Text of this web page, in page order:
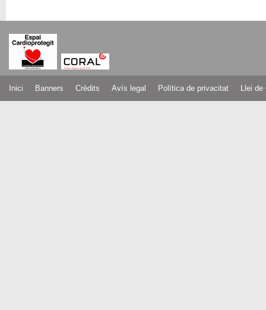
Inici Banners Crèdits Avís legal Política de privacitat Llei de